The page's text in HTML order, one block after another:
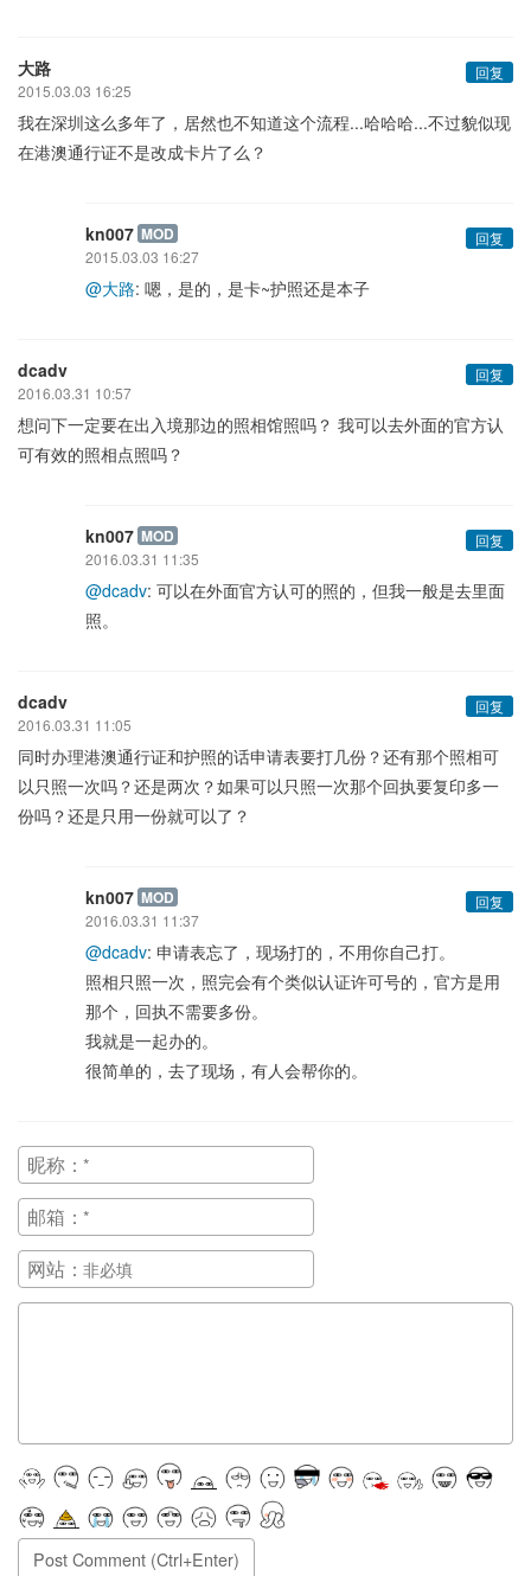
大路
回复
2015.03.03 16:25
我在深圳这么多年了，居然也不知道这个流程...哈哈哈...不过貌似现
在港澳通行证不是改成卡片了么？
kn007 MOD
回复
2015.03.03 16:27
@大路: 嗯，是的，是卡~护照还是本子
dcadv
回复
2016.03.31 10:57
想问下一定要在出入境那边的照相馆照吗？ 我可以去外面的官方认
可有效的照相点照吗？
kn007 MOD
回复
2016.03.31 11:35
@dcadv: 可以在外面官方认可的照的，但我一般是去里面
照。
dcadv
回复
2016.03.31 11:05
同时办理港澳通行证和护照的话申请表要打几份？还有那个照相可
以只照一次吗？还是两次？如果可以只照一次那个回执要复印多一
份吗？还是只用一份就可以了？
kn007 MOD
回复
2016.03.31 11:37
@dcadv: 申请表忘了，现场打的，不用你自己打。
照相只照一次，照完会有个类似认证许可号的，官方是用
那个，回执不需要多份。
我就是一起办的。
很简单的，去了现场，有人会帮你的。
昵称：
邮箱：
网站：